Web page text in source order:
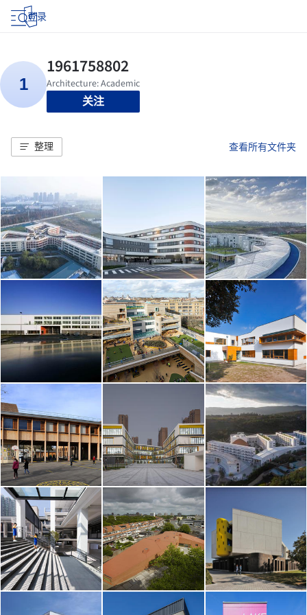
登录
关注
整理 查看所有文件夹